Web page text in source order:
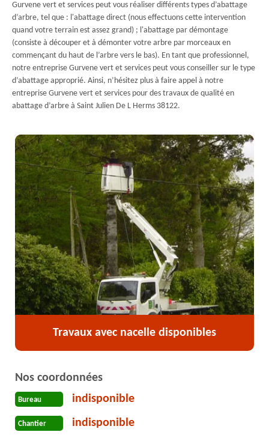
Gurvene vert et services peut vous réaliser différents types d’abattage
d’arbre, tel que : l'abattage direct (nous effectuons cette intervention
quand votre terrain est assez grand) ; l'abattage par démontage
(consiste à découper et à démonter votre arbre par morceaux en
commençant du haut de l’arbre vers le bas). En tant que professionnel,
notre entreprise Gurvene vert et services peut vous conseiller sur le type
d’abattage approprié. Ainsi, n’hésitez plus à faire appel à notre
entreprise Gurvene vert et services pour des travaux de qualité en
abattage d’arbre à Saint Julien De L Herms 38122.
Travaux avec nacelle disponibles
Nos coordonnées
Bureau indisponible
Chantier indisponible